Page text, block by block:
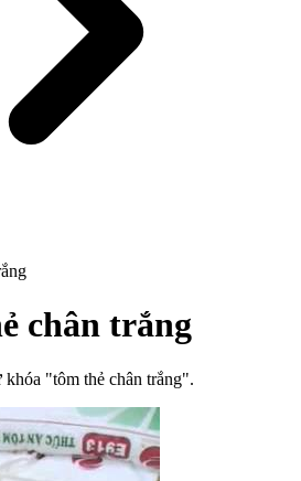
chân trắng
"tôm thẻ chân trắng".